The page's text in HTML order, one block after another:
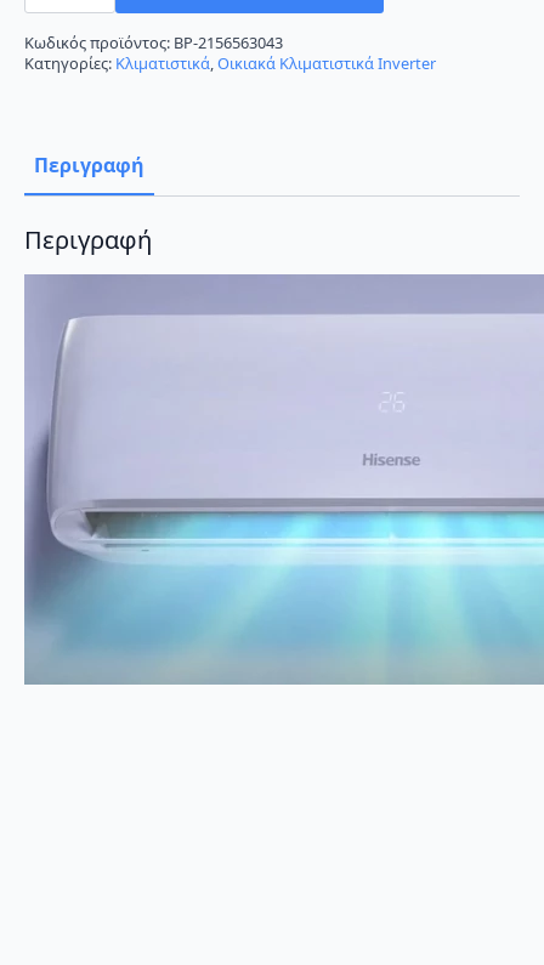
CA70BT4FG/CA70BT4FW
Κλιματιστικό
Inverter
24000
Wi-
Fi
ποσότητα
Κωδικός προϊόντος: BP-2156563043
Κατηγορίες: Κλιματιστικά,Οικιακά Κλιματιστικά Inverter
Περιγραφή
Περιγραφή